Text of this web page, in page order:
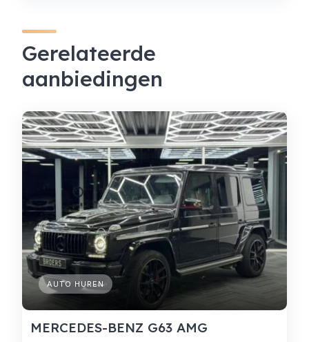
Gerelateerde
aanbiedingen
AUTO HUREN
MERCEDES-BENZ G63 AMG